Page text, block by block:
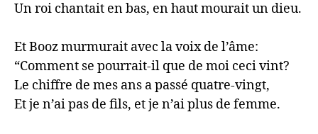
Un roi chantait en bas, en haut mourait un dieu.
Et Booz murmurait avec la voix de l’âme:
“Comment se pourrait-il que de moi ceci vint?
Le chiffre de mes ans a passé quatre-vingt,
Et je n’ai pas de fils, et je n’ai plus de femme.